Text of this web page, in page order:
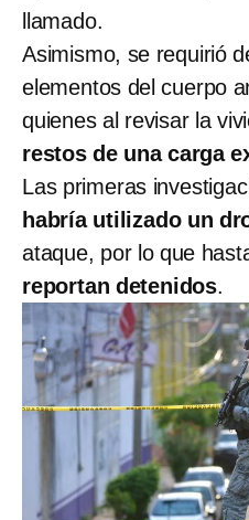
llamado.
Asimismo, se requirió
elementos del cuerpo
quienes al revisar la
restos de una carga
Las primeras
habría utilizado un
ataque, por lo que
reportan detenidos.